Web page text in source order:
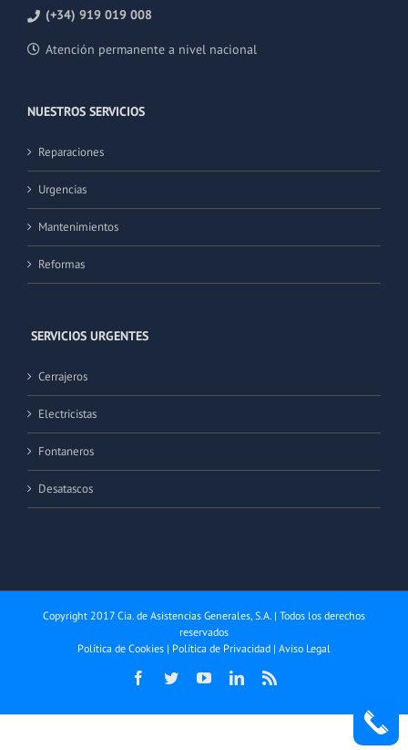
(+34) 919 019 008
Atención permanente a nivel nacional
NUESTROS SERVICIOS
Reparaciones
Urgencias
Mantenimientos
Reformas
SERVICIOS URGENTES
Cerrajeros
Electricistas
Fontaneros
Desatascos
Copyright 2017 Cia. de Asistencias Generales, S.A. | Todos los derechos
reservados
Política de Cookies | Política de Privacidad | Aviso Legal
Facebook
TwitterYouTubeLinkedIn
Rss